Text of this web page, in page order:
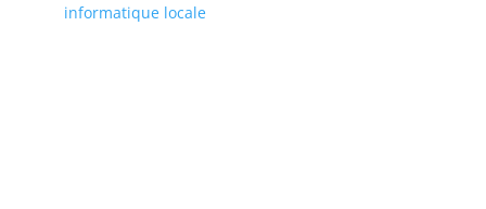
informatique locale